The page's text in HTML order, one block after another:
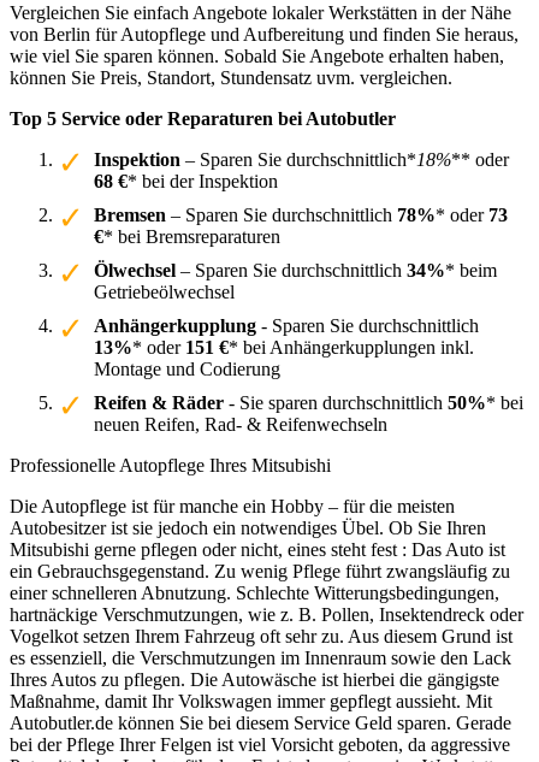
Vergleichen Sie einfach Angebote lokaler Werkstätten in der Nähe
von Berlin für Autopflege und Aufbereitung und finden Sie heraus,
wie viel Sie sparen können. Sobald Sie Angebote erhalten haben,
können Sie Preis, Standort, Stundensatz uvm. vergleichen.
Top 5 Service oder Reparaturen bei Autobutler
Inspektion – Sparen Sie durchschnittlich*18%** oder
68 €* bei der Inspektion
Bremsen – Sparen Sie durchschnittlich 78%* oder 73
€* bei Bremsreparaturen
Ölwechsel – Sparen Sie durchschnittlich 34%* beim
Getriebeölwechsel
Anhängerkupplung - Sparen Sie durchschnittlich
13%* oder 151 €* bei Anhängerkupplungen inkl.
Montage und Codierung
Reifen & Räder - Sie sparen durchschnittlich 50%* bei
neuen Reifen, Rad- & Reifenwechseln
Professionelle Autopflege Ihres Mitsubishi
Die Autopflege ist für manche ein Hobby – für die meisten
Autobesitzer ist sie jedoch ein notwendiges Übel. Ob Sie Ihren
Mitsubishi gerne pflegen oder nicht, eines steht fest : Das Auto ist
ein Gebrauchsgegenstand. Zu wenig Pflege führt zwangsläufig zu
einer schnelleren Abnutzung. Schlechte Witterungsbedingungen,
hartnäckige Verschmutzungen, wie z. B. Pollen, Insektendreck oder
Vogelkot setzen Ihrem Fahrzeug oft sehr zu. Aus diesem Grund ist
es essenziell, die Verschmutzungen im Innenraum sowie den Lack
Ihres Autos zu pflegen. Die Autowäsche ist hierbei die gängigste
Maßnahme, damit Ihr Volkswagen immer gepflegt aussieht. Mit
Autobutler.de können Sie bei diesem Service Geld sparen. Gerade
bei der Pflege Ihrer Felgen ist viel Vorsicht geboten, da aggressive